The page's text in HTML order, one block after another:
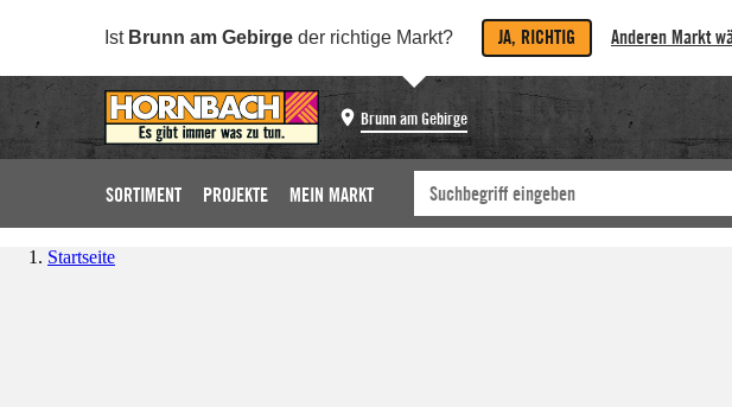
Ist Brunn am Gebirge der richtige Markt? JA, RICHTIG Anderen Markt
Brunn am Gebirge
SORTIMENT PROJEKTE MEIN MARKT
Startseite